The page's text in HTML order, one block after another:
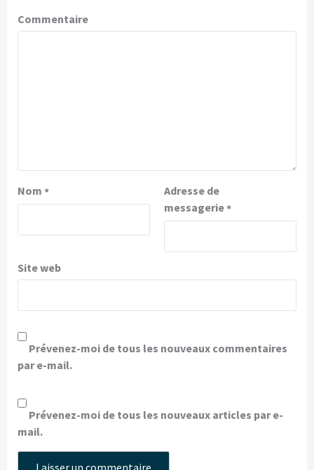
Commentaire
Nom *
Adresse de
messagerie*
Site web
Prévenez-moi de tous les nouveaux commentaires
par e-mail.
Prévenez-moi de tous les nouveaux articles par e-
mail.